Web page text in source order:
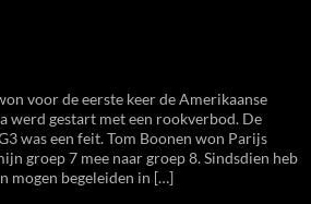
voor de eerste keer de Amerikaanse
werd gestart met een rookverbod. De
was een feit. Tom Boonen won Parijs
groep 7 mee naar groep 8. Sindsdien heb
mogen begeleiden in […]